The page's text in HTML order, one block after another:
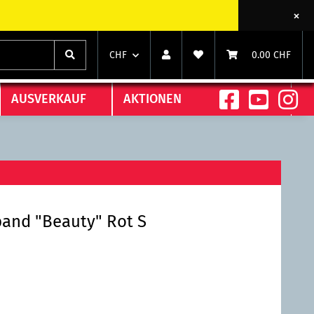
CHF 0.00 CHF
AUSVERKAUF AKTIONEN
"Beauty" Rot S